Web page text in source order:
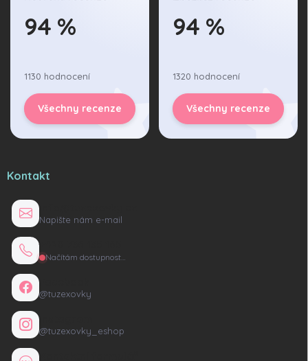
94 %
1130 hodnocení
Všechny recenze
94 %
1320 hodnocení
Všechny recenze
Kontakt
Napište nám e-mail
Načítám dostupnost…
@tuzexovky
@tuzexovky_eshop